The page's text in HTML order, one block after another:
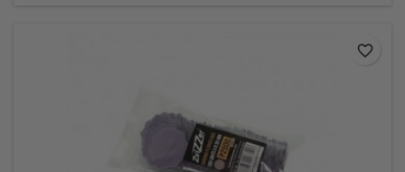
favorite_border